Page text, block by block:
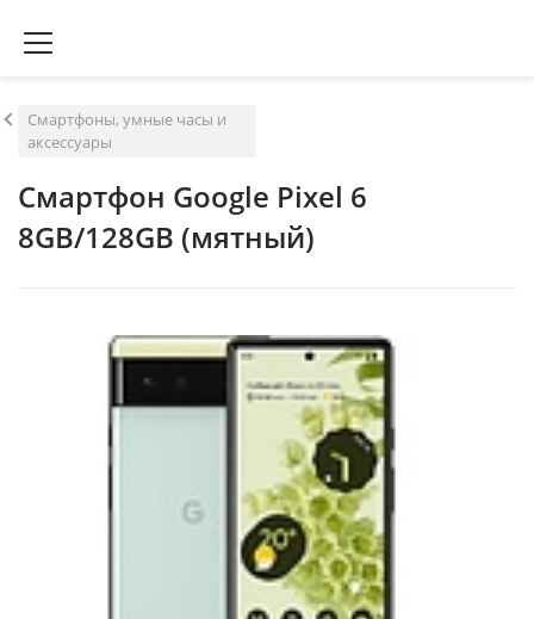
Смартфоны, умные часы и
аксессуары
Смартфон Google Pixel 6
8GB/128GB (мятный)